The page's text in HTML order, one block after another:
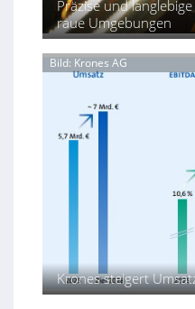
d
i
e
P
r
d
d
e
e
l
e
n
n
g
f
ü
R
c
h
Präzise und
raue Umgebungen
Bild: Krones AG
Krones steigert